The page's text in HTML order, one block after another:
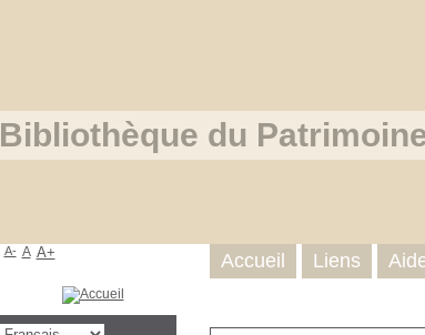
Bibliothèque du
Accueil Liens
A- A A+